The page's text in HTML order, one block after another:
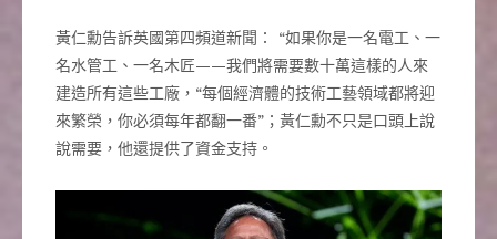
黃仁勳告訴英國第四頻道新聞： “如果你是一名電工、一
名水管工、一名木匠——我們將需要數十萬這樣的人來
建造所有這些工廠，“每個經濟體的技術工藝領域都將迎
來繁榮，你必須每年都翻一番”；黃仁勳不只是口頭上說
說需要，他還提供了資金支持。